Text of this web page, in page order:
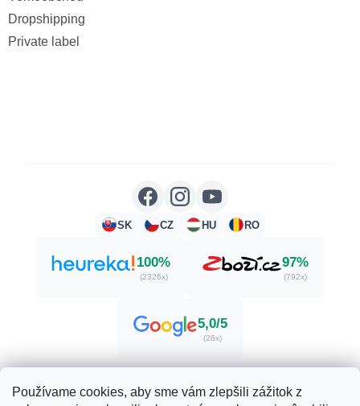
Používame cookies, aby sme vám zlepšili zážitok z
Dropshipping
Private label
SK CZ HU RO
100%
(2326x)
97%
(792x)
5,0/5
(26x)